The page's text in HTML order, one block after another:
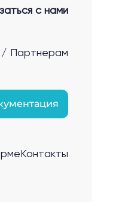
с нами
Партнерам
Контакты